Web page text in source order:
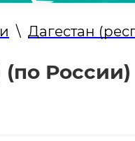
\ Дагестан